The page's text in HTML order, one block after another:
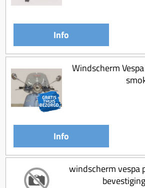
Info
Windscherm
Info
windscherm vespa